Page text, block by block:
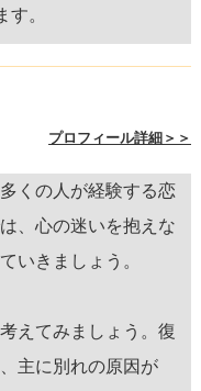
。
プロフィール詳細＞＞
くの人が経験する恋
、心の迷いを抱えな
いきましょう。
えてみましょう。復
主に別れの原因が